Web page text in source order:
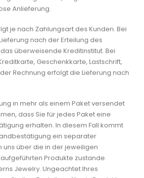
Anlieferung.
je nach Zahlungsart des Kunden. Bei
nach der Erteilung des
überweisende Kreditinstitut. Bei
Geschenkkarte, Lastschrift,
Rechnung erfolgt die Lieferung nach
in mehr als einem Paket versendet
dass Sie für jedes Paket eine
erhalten. In diesem Fall kommt
ein separater
uns über die in der jeweiligen
Produkte zustande.
Jewelry. Ungeachtet Ihres